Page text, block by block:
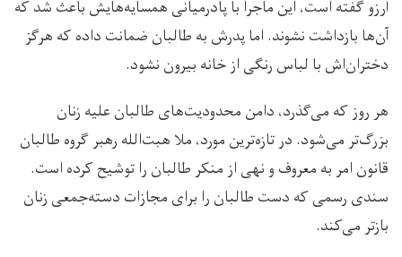
آرزو گفته است، این ماجرا با پادرمیانی همسایه‌هایش باعث شد که
آن‌ها بازداشت نشوند. اما پدرش به طالبان ضمانت داده که هرگز
دختران‌اش با لباس رنگی از خانه بیرون نشود.
هر روز که می‌گذرد، دامن محدودیت‌های طالبان علیه زنان
بزرگ‌تر می‌شود. در تازه‌ترین مورد، ملا هبت‌الله رهبر گروه طالبان
قانون امر به معروف و نهی از منکر طالبان را توشیح کرده است.
سندی رسمی که دست طالبان را برای مجازات دسته‌جمعی زنان
بازتر می‌کند.